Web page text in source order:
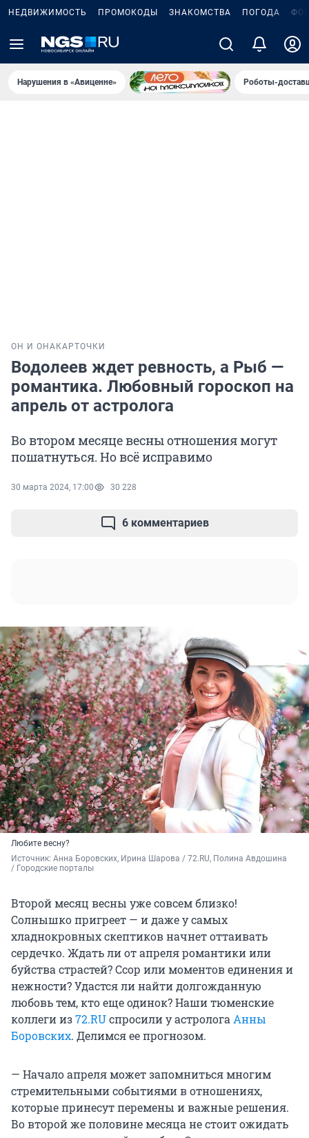
НЕДВИЖИМОСТЬ ПРОМОКОДЫ ЗНАКОМСТВА ПОГОДА
Нарушения в «Авиценне» Роботы-
ОН И ОНА КАРТОЧКИ
Водолеев ждет ревность, а Рыб —
романтика. Любовный гороскоп на
апрель от астролога
Во втором месяце весны отношения могут
пошатнуться. Но всё исправимо
30 марта 2024, 17:00 30 228
6 комментариев
Любите весну?
Источник: Анна Боровских, Ирина Шарова / 72.RU, Полина Авдошина
/ Городские порталы
Второй месяц весны уже совсем близко!
Солнышко пригреет — и даже у самых
хладнокровных скептиков начнет оттаивать
сердечко. Ждать ли от апреля романтики или
буйства страстей? Ссор или моментов единения и
нежности? Удастся ли найти долгожданную
любовь тем, кто еще одинок? Наши тюменские
коллеги из72.RUспросили у астрологаАнны
Боровских. Делимся ее прогнозом.
— Начало апреля может запомниться многим
стремительными событиями в отношениях,
которые принесут перемены и важные решения.
Во второй же половине месяца не стоит ожидать